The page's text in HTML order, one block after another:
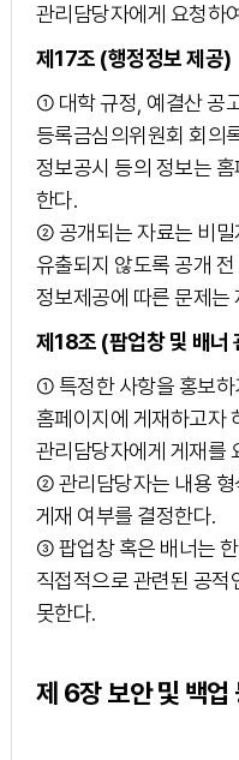
관리담당자에게 요청하
제17조 (행정정보 제공)
① 대학 규정, 예결산 공
등록금심의위원회 회의
정보공시 등의 정보는
한다.
② 공개되는 자료는 비
유출되지 않도록 공개
정보제공에 따른 문제는
제18조 (팝업창 및 배너
① 특정한 사항을 홍보하
홈페이지에 게재하고자
관리담당자에게 게재를
② 관리담당자는 내용 형
게재 여부를 결정한다.
③ 팝업창 혹은 배너는
직접적으로 관련된 공적
못한다.
제 6장 보안 및 백업